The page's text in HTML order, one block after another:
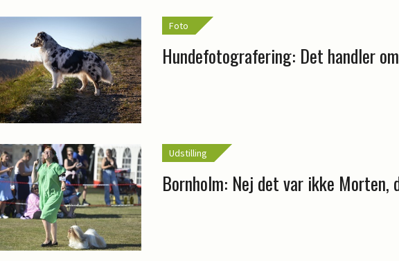
Foto
Hundefotografering: Det handler
Udstilling
Bornholm: Nej det var ikke Morten,